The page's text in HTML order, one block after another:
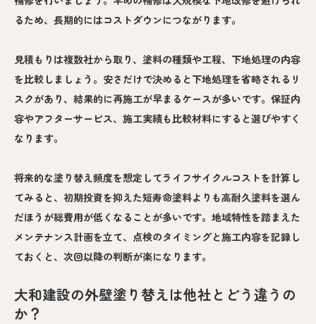
るため、長期的にはコストダウンにつながります。
見積もりは複数社から取り、塗料の種類や工程、下地処理の内容
を比較しましょう。安さだけで決めると下地処理を省略されるリ
スクがあり、結果的に再施工が早まるケースが多いです。保証内
容やアフターサービス、施工実績も比較材料にすると選びやすく
なります。
将来的な塗り替え頻度を想定してライフサイクルコストを計算し
てみると、初期投資を抑えた短寿命塗料よりも高耐久塗料を選ん
だほうが総費用が低くなることが多いです。地域特性を踏まえた
メンテナンス計画を立て、点検のタイミングと施工内容を記録し
ておくと、次回以降の判断が楽になります。
大和建設の外壁塗り替えは他社とどう違うの
か？